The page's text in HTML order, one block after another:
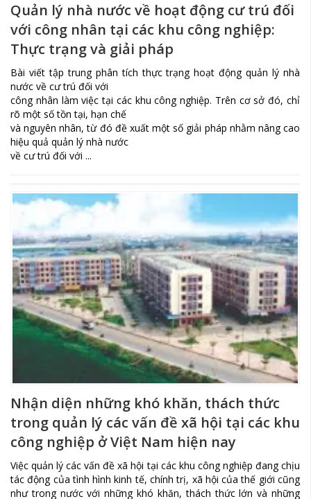
Quản lý nhà nước về hoạt động cư trú đối
với công nhân tại các khu công nghiệp:
Thực trạng và giải pháp
Bài viết tập trung phân tích thực trạng hoạt động quản lý nhà
nước về cư trú đối với
công nhân làm việc tại các khu công nghiệp. Trên cơ sở đó, chỉ
rõ một số tồn tại, hạn chế
và nguyên nhân, từ đó đề xuất một số giải pháp nhằm nâng cao
hiệu quả quản lý nhà nước
về cư trú đối với ...
Nhận diện những khó khăn, thách thức
trong quản lý các vấn đề xã hội tại các khu
công nghiệp ở Việt Nam hiện nay
Việc quản lý các vấn đề xã hội tại các khu công nghiệp đang chịu
tác động của tình hình kinh tế, chính trị, xã hội của thế giới cũng
như trong nước với những khó khăn, thách thức lớn và những